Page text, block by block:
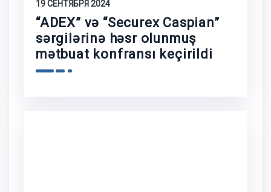
19 СЕНТЯБРЯ 2024
“ADEX” və “Securex Caspian”
sərgilərinə həsr olunmuş
mətbuat konfransı keçirildi